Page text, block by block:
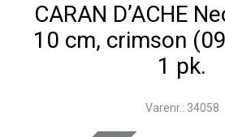
CARAN D’ACHE
10 cm, crimson
1 pk.
Varenr.: 34058